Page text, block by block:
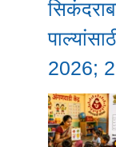
2026;